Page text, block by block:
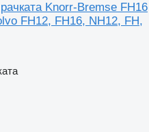
Knorr-Bremse FH16
FH12, FH16, NH12, FH,